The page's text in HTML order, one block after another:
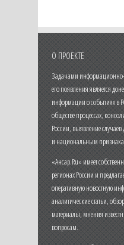
О ПРОЕКТЕ
Задачами информационно-
его появления является
информации о событиях в
обществе процессах,
России, выявление
и национальным
«Ансар.Ru» имеет
регионах России и
оперативную новостную
аналитические статьи,
материалы, мнения
вопросам.